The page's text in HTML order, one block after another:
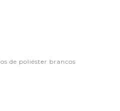
de poliéster brancos